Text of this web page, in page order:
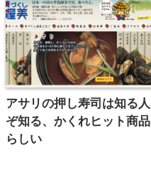
アサリの押し寿司は知る人
ぞ知る、かくれヒット商品
らしい